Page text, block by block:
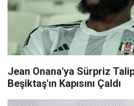
Jean Onana'ya Sürpriz
Beşiktaş'ın Kapısını Çaldı